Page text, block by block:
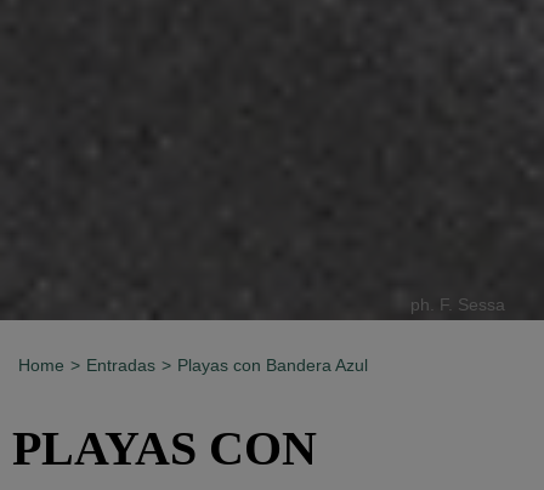
ph. F. Sessa
Home Entradas Playas con Bandera Azul
PLAYAS CON